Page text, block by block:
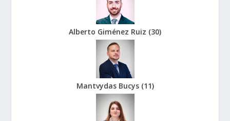
Alberto Giménez Ruiz (30)
Mantvydas Bucys (11)